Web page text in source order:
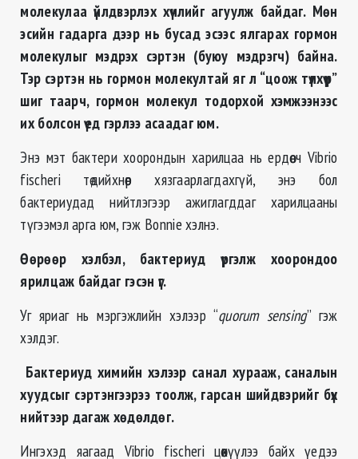
молекулаа үйлдвэрлэх хүчлийг агуулж байдаг. Мөн
эсийн гадарга дээр нь бусад эсээс ялгарах гормон
молекулыг мэдрэх сэртэн (буюу мэдрэгч) байна.
Тэр сэртэн нь гормон молекултай яг л “цоож түлхүүр”
шиг таарч, гормон молекул тодорхой хэмжээнээс
их болсон үед гэрлээ асаадаг юм.
Энэ мэт бактери хоорондын харилцаа нь ердөө ч Vibrio
fischeri төдийхнөөр хязгаарлагдахгүй, энэ бол
бактериудад нийтлэгээр ажиглагддаг харилцааны
түгээмэл арга юм, гэж Bonnie хэлнэ.
Өөрөөр хэлбэл, бактериуд үргэлж хоорондоо
ярилцаж байдаг гэсэн үг.
Уг яриаг нь мэргэжлийн хэлээр “quorum sensing” гэж
хэлдэг.
Бактериуд химийн хэлээр санал хурааж, саналын
хуудсыг сэртэнгээрээ тоолж, гарсан шийдвэрийг бүх
нийтээр дагаж хөдөлдөг.
Ингэхэд яагаад Vibrio fischeri цөөхүүлээ байх үедээ